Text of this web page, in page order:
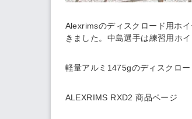
Alexrimsのディスクロード用ホ
きました。中島選手は練習用ホ
軽量アルミ1475gのディスクロ
ALEXRIMS RXD2 商品ページ